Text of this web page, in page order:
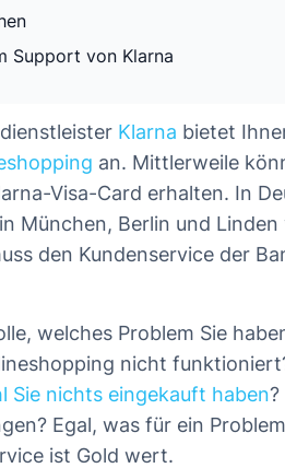
Support von Klarna
Klarna bietet
an. Mittlerweile
Visa-Card erhalten. In
München, Berlin und
den Kundenservice der
welches Problem Sie
nicht
Sie nichts eingekauft haben?
Egal, was für ein
ist Gold wert.